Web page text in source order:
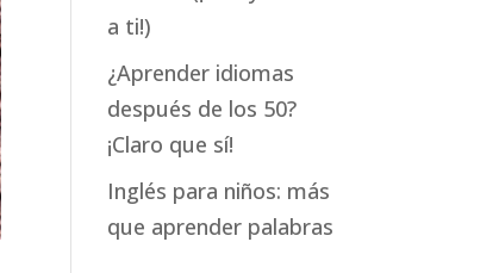
a ti!)
¿Aprender idiomas
después de los 50?
¡Claro que sí!
Inglés para niños: más
que aprender palabras